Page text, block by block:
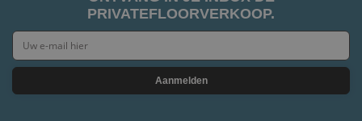
PRIVATEFLOORVERKOOP.
Aanmelden